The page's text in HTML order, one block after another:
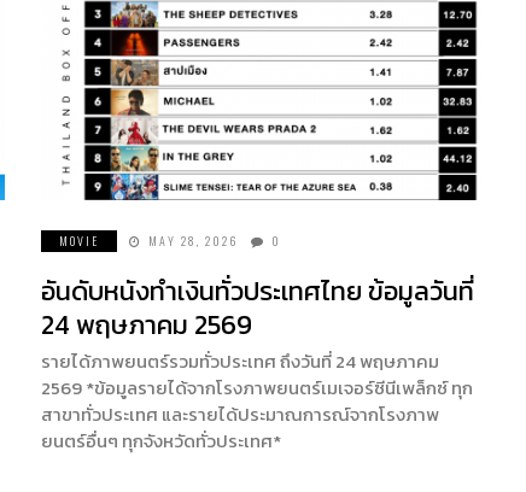
MOVIE MAY 28, 2026 0
อันดับหนังทำเงินทั่วประเทศไทย ข้อมูลวันที่
24 พฤษภาคม 2569
รายได้ภาพยนตร์รวมทั่วประเทศ ถึงวันที่ 24 พฤษภาคม
2569 *ข้อมูลรายได้จากโรงภาพยนตร์เมเจอร์ซีนีเพล็กซ์ ทุก
สาขาทั่วประเทศ และรายได้ประมาณการณ์จากโรงภาพ
ยนตร์อื่นๆ ทุกจังหวัดทั่วประเทศ*